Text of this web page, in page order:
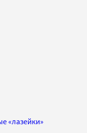
«лазейки»